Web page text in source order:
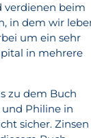
verdienen beim
in dem wir
um ein sehr
in mehrere
zu dem Buch
Philine in
sicher. Zinsen